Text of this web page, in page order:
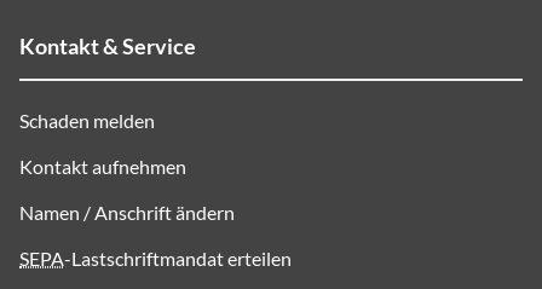
Kontakt & Service
Schaden melden
Kontakt aufnehmen
Namen / Anschrift ändern
SEPA-Lastschriftmandat erteilen